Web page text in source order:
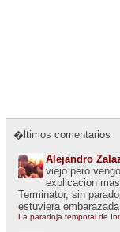
�ltimos comentarios
Alejandro
viejo pero
explicacion
Terminator, sin
estuviera
La paradoja temporal de